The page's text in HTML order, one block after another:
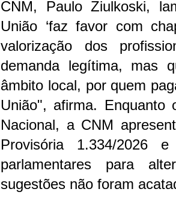
CNM, Paulo Ziulkoski,
União ‘faz favor com
valorização dos
demanda legítima, mas
âmbito local, por quem
União", afirma. Enquanto
Nacional, a CNM
Provisória 1.334/2026
parlamentares para
sugestões não foram